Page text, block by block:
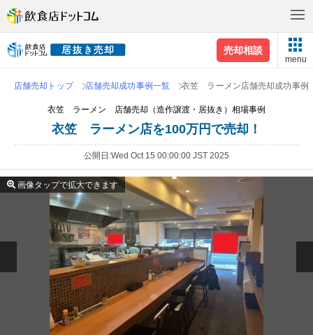
売却相談
menu
店舗売却トップ 店舗売却成功事例一覧 衣笠 ラーメン店舗売却成功事例
衣笠 ラーメン 店舗売却（造作譲渡・居抜き）相場事例
衣笠 ラーメン店を100万円で売却！
公開日 Wed Oct 15 00:00:00 JST 2025
画像タップで拡大できます